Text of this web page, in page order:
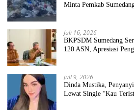
Minta Pemkab
Juli 16, 2026
BKPSDM Sumedang
120 ASN, Apresiasi
Juli 9, 2026
Dinda Mustika,
Lewat Single “Kau